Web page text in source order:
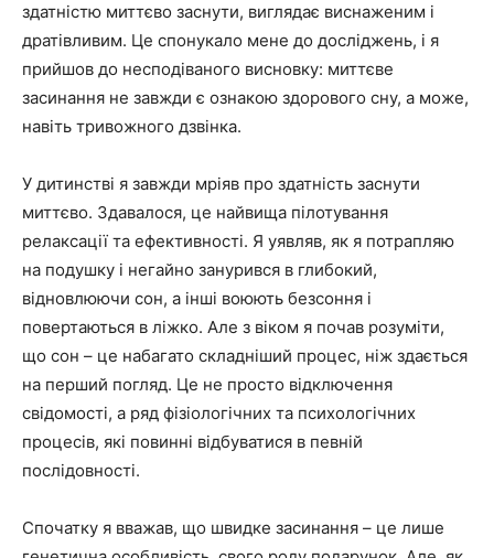
здатністю миттєво заснути, виглядає виснаженим і
дратівливим. Це спонукало мене до досліджень, і я
прийшов до несподіваного висновку: миттєве
засинання не завжди є ознакою здорового сну, а може,
навіть тривожного дзвінка.
У дитинстві я завжди мріяв про здатність заснути
миттєво. Здавалося, це найвища пілотування
релаксації та ефективності. Я уявляв, як я потрапляю
на подушку і негайно занурився в глибокий,
відновлюючи сон, а інші воюють безсоння і
повертаються в ліжко. Але з віком я почав розуміти,
що сон – це набагато складніший процес, ніж здається
на перший погляд. Це не просто відключення
свідомості, а ряд фізіологічних та психологічних
процесів, які повинні відбуватися в певній
послідовності.
Спочатку я вважав, що швидке засинання – це лише